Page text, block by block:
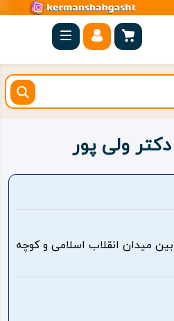
دکتر ولی پور
بین میدان انقلاب اسلامی و کوچه